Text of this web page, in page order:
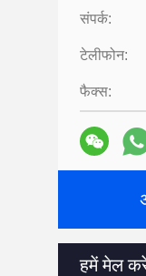
संपर्क:
टेलीफोन:
फैक्स:
हमें मेल